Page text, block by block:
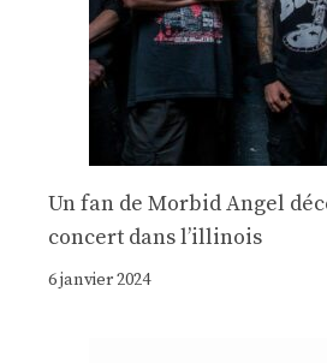
Un fan de Morbid Angel
concert dans l’illinois
6 janvier 2024